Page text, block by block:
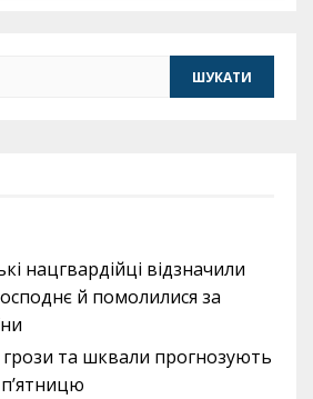
нацгвардійці відзначили
й помолилися за
та шквали прогнозують